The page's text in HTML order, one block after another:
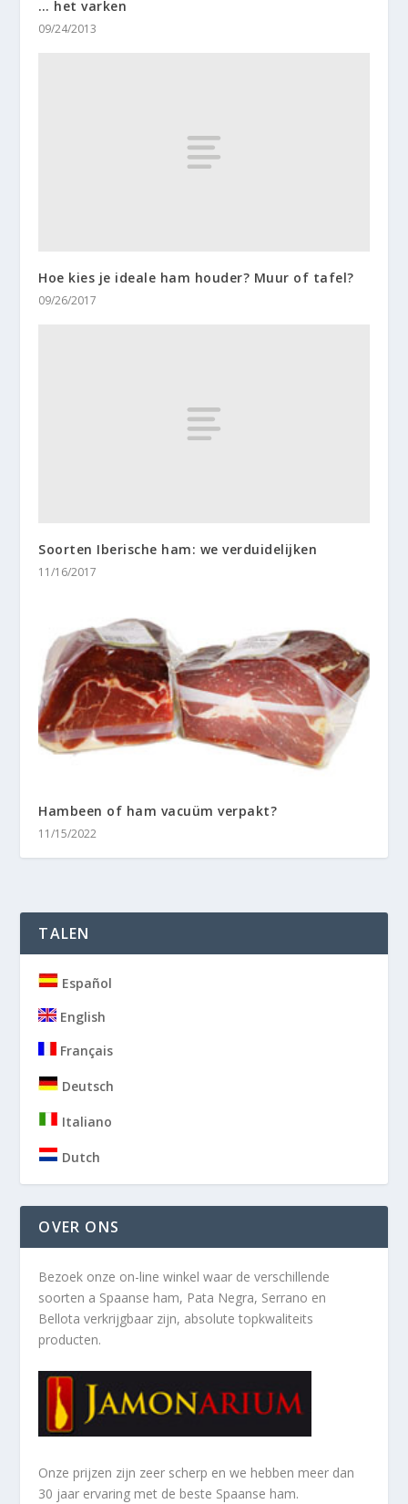
… het varken
09/24/2013
Hoe kies je ideale ham houder? Muur of tafel?
09/26/2017
Soorten Iberische ham: we verduidelijken
11/16/2017
Hambeen of ham vacuüm verpakt?
11/15/2022
TALEN
Español
English
Français
Deutsch
Italiano
Dutch
OVER ONS
Bezoek onze on-line winkel waar de verschillende
soorten a Spaanse ham, Pata Negra, Serrano en
Bellota verkrijgbaar zijn, absolute topkwaliteits
producten.
Onze prijzen zijn zeer scherp en we hebben meer dan
30 jaar ervaring met de beste Spaanse ham.